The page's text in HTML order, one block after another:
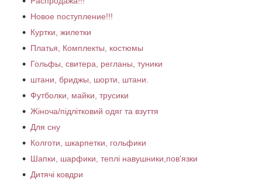
Новое поступление!!!
Куртки, жилетки
Платья, Комплекты, костюмы
Гольфы, свитера, регланы, туники
штани, бриджы, шорти, штани.
Футболки, майки, трусики
Жіноча/підлітковий одяг та взуття
Для сну
Колготи, шкарпетки, гольфики
Шапки, шарфики, теплі навушники,пов'язки
Дитячі ковдри